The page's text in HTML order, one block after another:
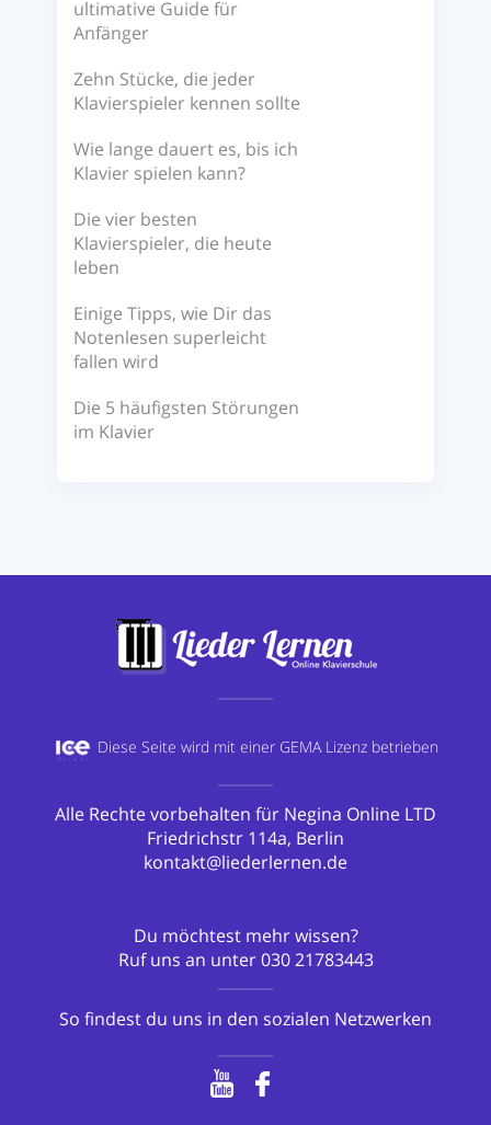
ultimative Guide für
Anfänger
Zehn Stücke, die jeder
Klavierspieler kennen sollte
Wie lange dauert es, bis ich
Klavier spielen kann?
Die vier besten
Klavierspieler, die heute
leben
Einige Tipps, wie Dir das
Notenlesen superleicht
fallen wird
Die 5 häufigsten Störungen
im Klavier
Diese Seite wird mit einer GEMA Lizenz betrieben
Alle Rechte vorbehalten für Negina Online LTD
Friedrichstr 114a, Berlin
kontakt@liederlernen.de
Du möchtest mehr wissen?
Ruf uns an unter030 21783443
So findest du uns in den sozialen Netzwerken